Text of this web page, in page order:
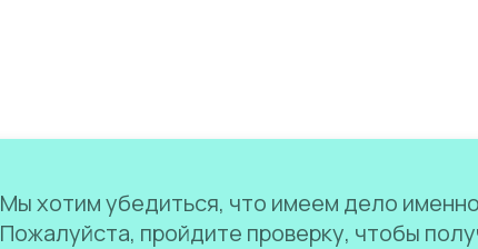
Мы хотим убедиться, что имеем дело
Пожалуйста, пройдите проверку, чтобы